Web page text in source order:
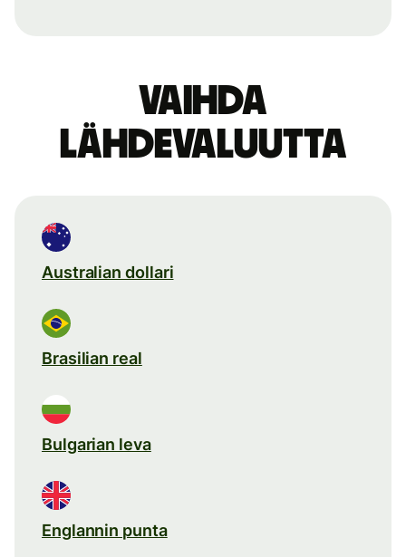
Vaihda
lähdevaluutta
Australian dollari
Brasilian real
Bulgarian leva
Englannin punta